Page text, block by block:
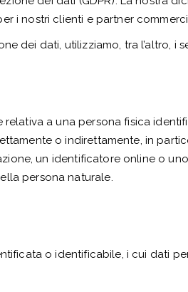
i nostri clienti e partner
dei dati, utilizziamo, tra l’altro, i
relativa a una persona fisica
o indirettamente, in
un identificatore online o
persona naturale.
o identificabile, i cui dati